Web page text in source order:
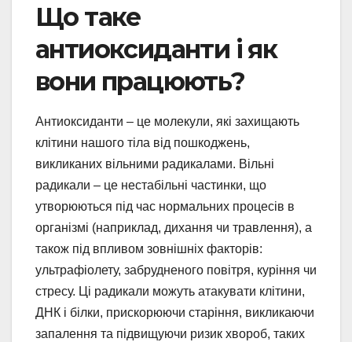
Що таке
антиоксиданти і як
вони працюють?
Антиоксиданти – це молекули, які захищають
клітини нашого тіла від пошкоджень,
викликаних вільними радикалами. Вільні
радикали – це нестабільні частинки, що
утворюються під час нормальних процесів в
організмі (наприклад, дихання чи травлення), а
також під впливом зовнішніх факторів:
ультрафіолету, забрудненого повітря, куріння чи
стресу. Ці радикали можуть атакувати клітини,
ДНК і білки, прискорюючи старіння, викликаючи
запалення та підвищуючи ризик хвороб, таких